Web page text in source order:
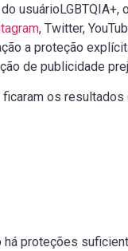
usuárioLGBTQIA+,
, Twitter,
a proteção
de publicidade
os
há proteções